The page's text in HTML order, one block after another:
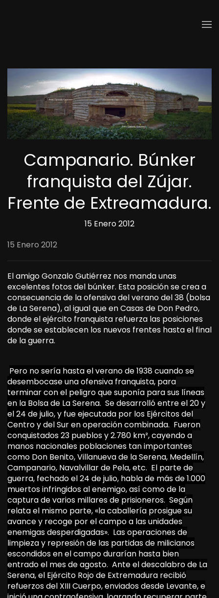
Campanario. Búnker
franquista del Zújar.
Frente de Extreamadura.
15 Enero 2012
15 Enero 2012
El amigo Gonzalo Gutiérrez nos manda unas
excelentes fotos del búnker. Esta posición se crea a
consecuencia de la ofensiva del verano del 38 (bolsa
de La Serena), al igual que en Casas de Don Pedro,
donde el ejército franquista refuerza las posiciones
donde se establecen los nuevos frentes hasta el final
de la guerra.
Pero no sería hasta el verano de 1938 cuando se
desembocase una ofensiva franquista, para
terminar con el peligro que suponía para sus líneas
en la Bolsa de La Serena. Se desarrolló entre el 20 y
el 24 de julio, y fue ejecutada por los Ejércitos del
Centro y del Sur en operación combinada. Fueron
conquistados 23 pueblos y 2.780 km², cayendo a
manos nacionales poblaciones tan importantes
como Don Benito, Villanueva de la Serena, Medellín,
Campanario, Navalvillar de Pela, etc. El parte de
guerra, fechado el 24 de julio, habla de más de 1.000
muertos infringidos al enemigo, así como de la
captura de varios millares de prisioneros. Según
relata el mismo parte, «la caballería prosigue su
avance y recoge por el campo a las unidades
enemigas desperdigadas». Las operaciones de
limpieza y represión de las partidas de milicianos
escondidos en el campo durarían hasta bien
entrado el mes de agosto. Ante el descalabro de La
Serena, el Ejército Rojo de Extremadura recibió
refuerzos del XIII Cuerpo, enviados desde Levante, e